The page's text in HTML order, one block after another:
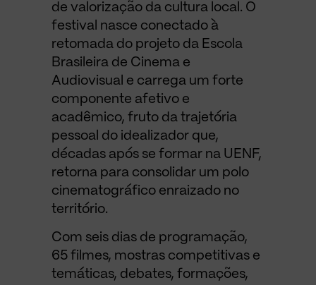
de valorização da cultura local. O
festival nasce conectado à
retomada do projeto da Escola
Brasileira de Cinema e
Audiovisual e carrega um forte
componente afetivo e
acadêmico, fruto da trajetória
pessoal do idealizador que,
décadas após se formar na UENF,
retorna para consolidar um polo
cinematográfico enraizado no
território.
Com seis dias de programação,
65 filmes, mostras competitivas e
temáticas, debates, formações,